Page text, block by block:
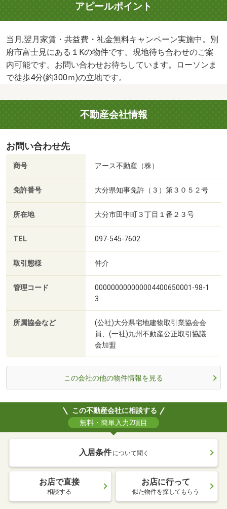
アピールポイント
当月,翌月家賃・共益費・礼金無料キャンペーン実施中。別
府市富士見にある１Kの物件です。現地待ち合わせのご案
内可能です。お問い合わせお待ちしています。ローソンま
で徒歩4分(約300ｍ)の立地です。
不動産会社情報
お問い合わせ先
商号 アース不動産（株）
免許番号 大分県知事免許（３）第３０５２号
所在地 大分市田中町３丁目１番２３号
TEL 097-545-7602
取引態様 仲介
管理コード
000000000000004400650001-98-1
3
所属協会など
(公社)大分県宅地建物取引業協会会
員、(一社)九州不動産公正取引協議
会加盟
この会社の他の物件情報を見る
この不動産会社に相談する
無料・簡単入力2項目
入居条件 について聞く
お店で直接
相談する
お店に行って
似た物件を探してもらう